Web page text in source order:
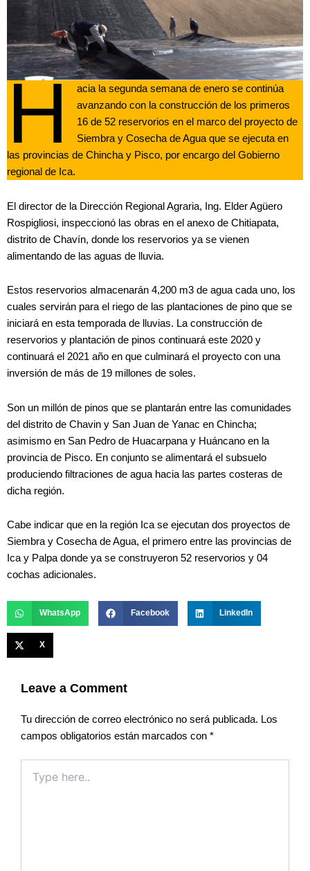
H
acia la segunda semana de enero se continúa
avanzando con la construcción de los primeros
16 de 52 reservorios en el marco del proyecto de
Siembra y Cosecha de Agua que se ejecuta en
las provincias de Chincha y Pisco, por encargo del Gobierno
regional de Ica.
El director de la Dirección Regional Agraria, Ing. Elder Agüero
Rospigliosi, inspeccionó las obras en el anexo de Chitiapata,
distrito de Chavín, donde los reservorios ya se vienen
alimentando de las aguas de lluvia.
Estos reservorios almacenarán 4,200 m3 de agua cada uno, los
cuales servirán para el riego de las plantaciones de pino que se
iniciará en esta temporada de lluvias. La construcción de
reservorios y plantación de pinos continuará este 2020 y
continuará el 2021 año en que culminará el proyecto con una
inversión de más de 19 millones de soles.
Son un millón de pinos que se plantarán entre las comunidades
del distrito de Chavin y San Juan de Yanac en Chincha;
asimismo en San Pedro de Huacarpana y Huáncano en la
provincia de Pisco. En conjunto se alimentará el subsuelo
produciendo filtraciones de agua hacia las partes costeras de
dicha región.
Cabe indicar que en la región Ica se ejecutan dos proyectos de
Siembra y Cosecha de Agua, el primero entre las provincias de
Ica y Palpa donde ya se construyeron 52 reservorios y 04
cochas adicionales.
WhatsApp Facebook LinkedIn
X
Leave a Comment
Tu dirección de correo electrónico no será publicada. Los
campos obligatorios están marcados con *
here..